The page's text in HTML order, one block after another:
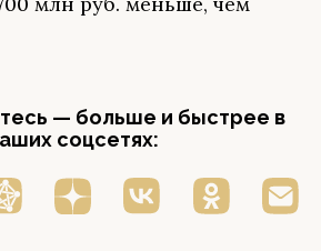
— больше и быстрее в
соцсетях: